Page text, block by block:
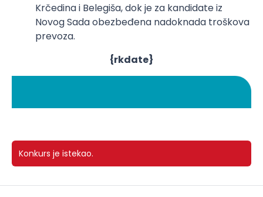
Krčedina i Belegiša, dok je za kandidate iz
Novog Sada obezbeđena nadoknada troškova
prevoza.
{rkdate}
Konkurs je istekao.